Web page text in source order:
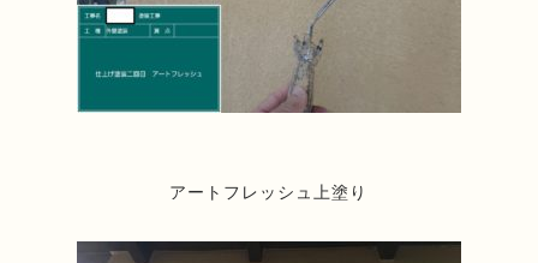
アートフレッシュ上塗り